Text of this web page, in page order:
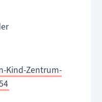
Kind-Zentrum-